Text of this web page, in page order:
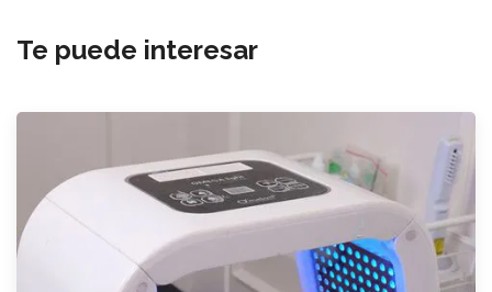
Te puede interesar